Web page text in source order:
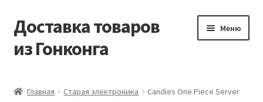
Перейти
к
навигации
Перейти
к
содержимому
Доставка товаров
из Гонконга
Меню
Главная Старая электроника
Candies One Piece Server